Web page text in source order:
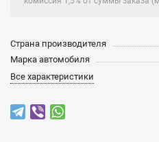
Страна производителя
Марка автомобиля
Все характеристики